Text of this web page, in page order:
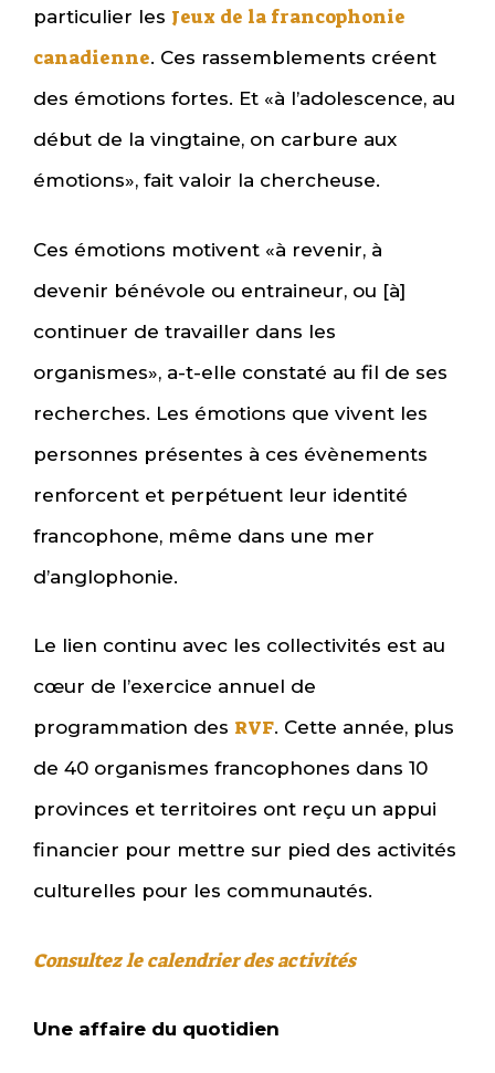
particulier les Jeux de la francophonie
canadienne. Ces rassemblements créent
des émotions fortes. Et «à l’adolescence, au
début de la vingtaine, on carbure aux
émotions», fait valoir la chercheuse.
Ces émotions motivent «à revenir, à
devenir bénévole ou entraineur, ou [à]
continuer de travailler dans les
organismes», a-t-elle constaté au fil de ses
recherches. Les émotions que vivent les
personnes présentes à ces évènements
renforcent et perpétuent leur identité
francophone, même dans une mer
d’anglophonie.
Le lien continu avec les collectivités est au
cœur de l’exercice annuel de
programmation des RVF. Cette année, plus
de 40 organismes francophones dans 10
provinces et territoires ont reçu un appui
financier pour mettre sur pied des activités
culturelles pour les communautés.
Consultez le calendrier des activités
Une affaire du quotidien